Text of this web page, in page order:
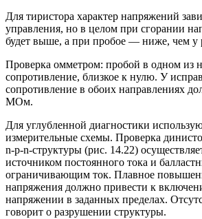
Для тиристора характер напряжений
управления, но в целом при сгорании
будет выше, а при пробое — ниже, чем у
Проверка омметром: пробой в одном из
сопротивление, близкое к нулю. У
сопротивление в обоих направлениях
МОм.
Для углубленной диагностики
измерительные схемы. Проверка
n-p-n-структуры (рис. 14.22)
источником постоянного тока и
ограничивающим ток. Плавное
напряжения должно привести к
напряжении в заданных пределах.
говорит о разрушении структуры.